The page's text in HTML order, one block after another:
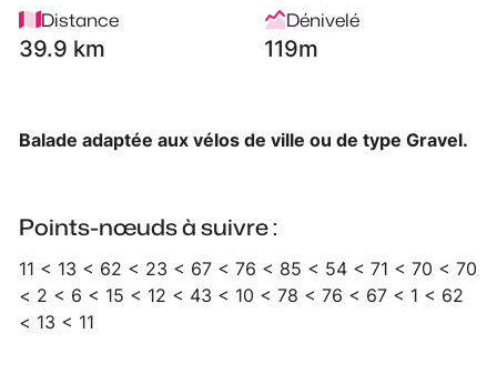
Distance
39.9 km
Dénivelé
119m
Balade adaptée aux vélos de ville ou de type Gravel.
Points-nœuds à suivre :
11 < 13 < 62 < 23 < 67 < 76 < 85 < 54 < 71 < 70 < 70
< 2 < 6 < 15 < 12 < 43 < 10 < 78 < 76 < 67 < 1 < 62
< 13 < 11